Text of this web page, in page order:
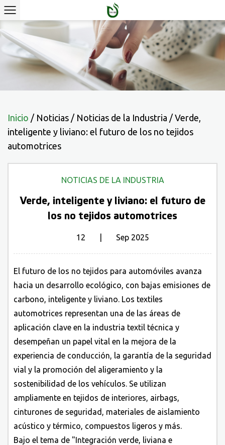
Inicio / Noticias / Noticias de la Industria / Verde,
inteligente y liviano: el futuro de los no tejidos
automotrices
NOTICIAS DE LA INDUSTRIA
Verde, inteligente y liviano: el futuro de
los no tejidos automotrices
12 | Sep 2025
El futuro de los no tejidos para automóviles avanza
hacia un desarrollo ecológico, con bajas emisiones de
carbono, inteligente y liviano. Los textiles
automotrices representan una de las áreas de
aplicación clave en la industria textil técnica y
desempeñan un papel vital en la mejora de la
experiencia de conducción, la garantía de la seguridad
vial y la promoción del aligeramiento y la
sostenibilidad de los vehículos. Se utilizan
ampliamente en tejidos de interiores, airbags,
cinturones de seguridad, materiales de aislamiento
acústico y térmico, compuestos ligeros y más.
Bajo el tema de "Integración verde, liviana e